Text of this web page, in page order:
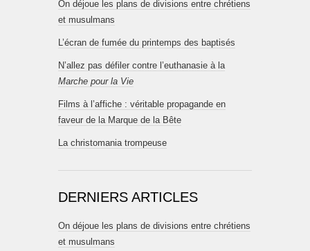
On déjoue les plans de divisions entre chrétiens
et musulmans
L’écran de fumée du printemps des baptisés
N’allez pas défiler contre l’euthanasie à la
Marche pour la Vie
Films à l’affiche : véritable propagande en
faveur de la Marque de la Bête
La christomania trompeuse
DERNIERS ARTICLES
On déjoue les plans de divisions entre chrétiens
et musulmans